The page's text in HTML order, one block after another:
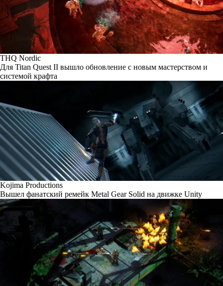
THQ Nordic
Для Titan Quest II вышло обновление с новым мастерством и
системой крафта
Kojima Productions
Вышел фанатский ремейк Metal Gear Solid на движке Unity